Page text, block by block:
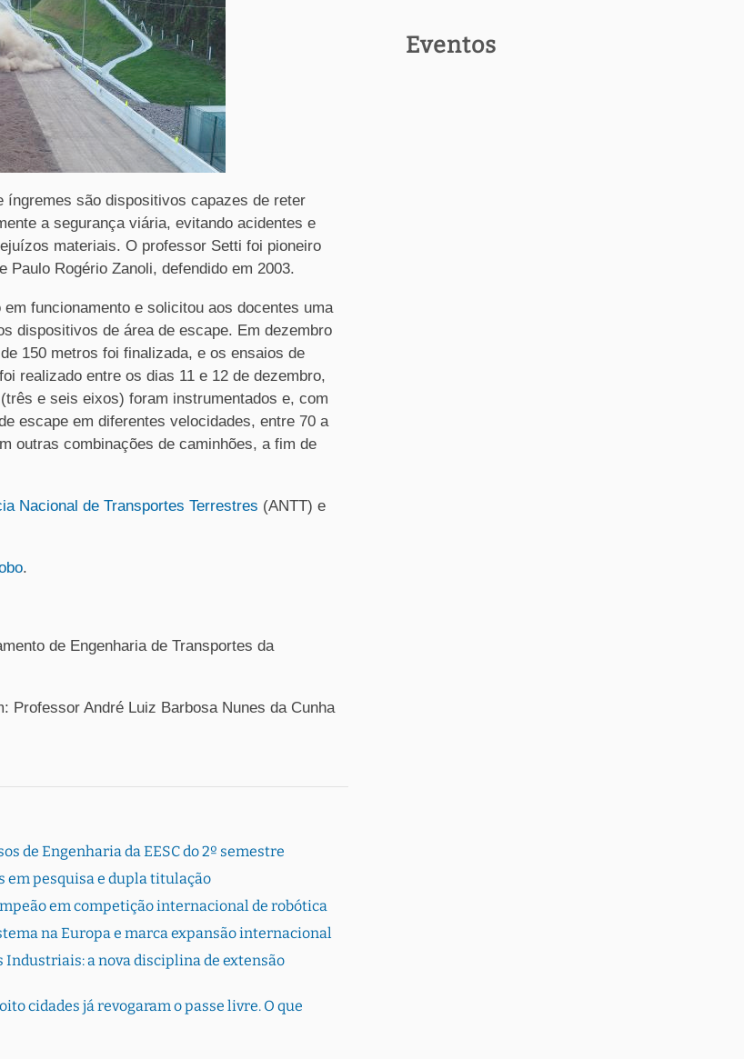
íngremes são dispositivos capazes de reter
a segurança viária, evitando acidentes e
materiais. O professor Setti foi pioneiro
Rogério Zanoli, defendido em 2003.
funcionamento e solicitou aos docentes uma
dispositivos de área de escape. Em dezembro
150 metros foi finalizada, e os ensaios de
realizado entre os dias 11 e 12 de dezembro,
e seis eixos) foram instrumentados e, com
escape em diferentes velocidades, entre 70 a
outras combinações de caminhões, a fim de
Nacional de Transportes Terrestres (ANTT) e
.
de Engenharia de Transportes da
Professor André Luiz Barbosa Nunes da Cunha
de Engenharia da EESC do 2º semestre
em pesquisa e dupla titulação
em competição internacional de robótica
na Europa e marca expansão internacional
a nova disciplina de extensão
cidades já revogaram o passe livre. O que
Eventos